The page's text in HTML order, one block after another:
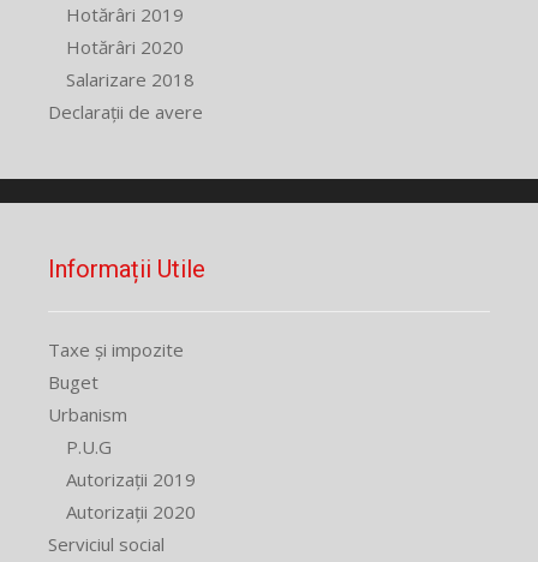
Hotărâri 2019
Hotărâri 2020
Salarizare 2018
Declarații de avere
Informații Utile
Taxe și impozite
Buget
Urbanism
P.U.G
Autorizații 2019
Autorizații 2020
Serviciul social